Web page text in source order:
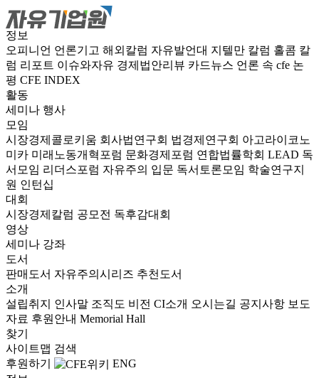
정보
오피니언 언론기고 해외칼럼 자유발언대 지텔만 칼럼 홀콤 칼
럼 리포트 이슈와자유 경제법안리뷰 카드뉴스 언론 속 cfe 논
평 CFE INDEX
활동
세미나 행사
모임
시장경제콜로키움 회사법연구회 법경제연구회 아고라이코노
미카 미래노동개혁포럼 문화경제포럼 연합법률학회 LEAD 독
서모임 리더스포럼 자유주의 입문 독서토론모임 학술연구지
원 인턴십
대회
시장경제칼럼 공모전 독후감대회
영상
세미나 강좌
도서
판매도서 자유주의시리즈 추천도서
소개
설립취지 인사말 조직도 비전 CI소개 오시는길 공지사항 보도
자료 후원안내 Memorial Hall
찾기
사이트맵 검색
후원하기
ENG